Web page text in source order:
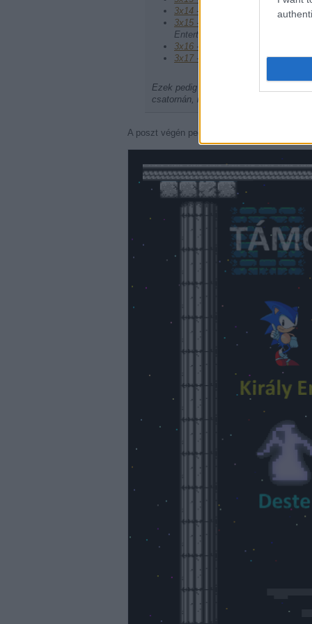
3x14 - Az Activision
(vendég:
3x15 - A Myst és a Quern
Entertainmentből)
3x16 - A SZÁZADIK ADÁS!
3x17 - Flipperek
(vendég: Pálfi
Ezek pedig vendégszerepléseink
csatornán, illetve Stöki évekkel ezelőtti
A poszt végén pedig következzen Patreon-